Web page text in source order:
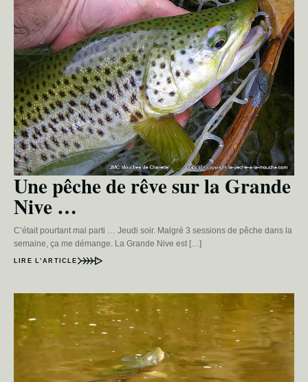
Une pêche de rêve sur la Grande
Nive …
C’était pourtant mal parti … Jeudi soir. Malgré 3 sessions de pêche dans la
semaine, ça me démange. La Grande Nive est […]
LIRE L’ARTICLE